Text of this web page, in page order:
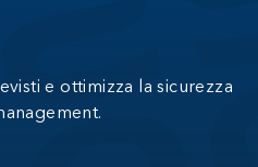
e ottimizza la sicurezza